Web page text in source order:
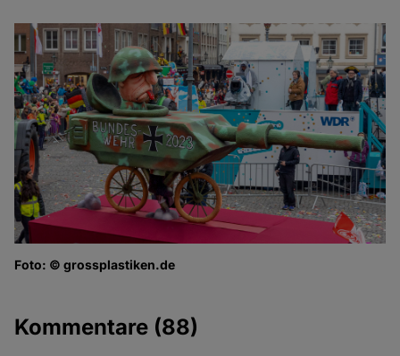
Foto: © grossplastiken.de
Kommentare (88)